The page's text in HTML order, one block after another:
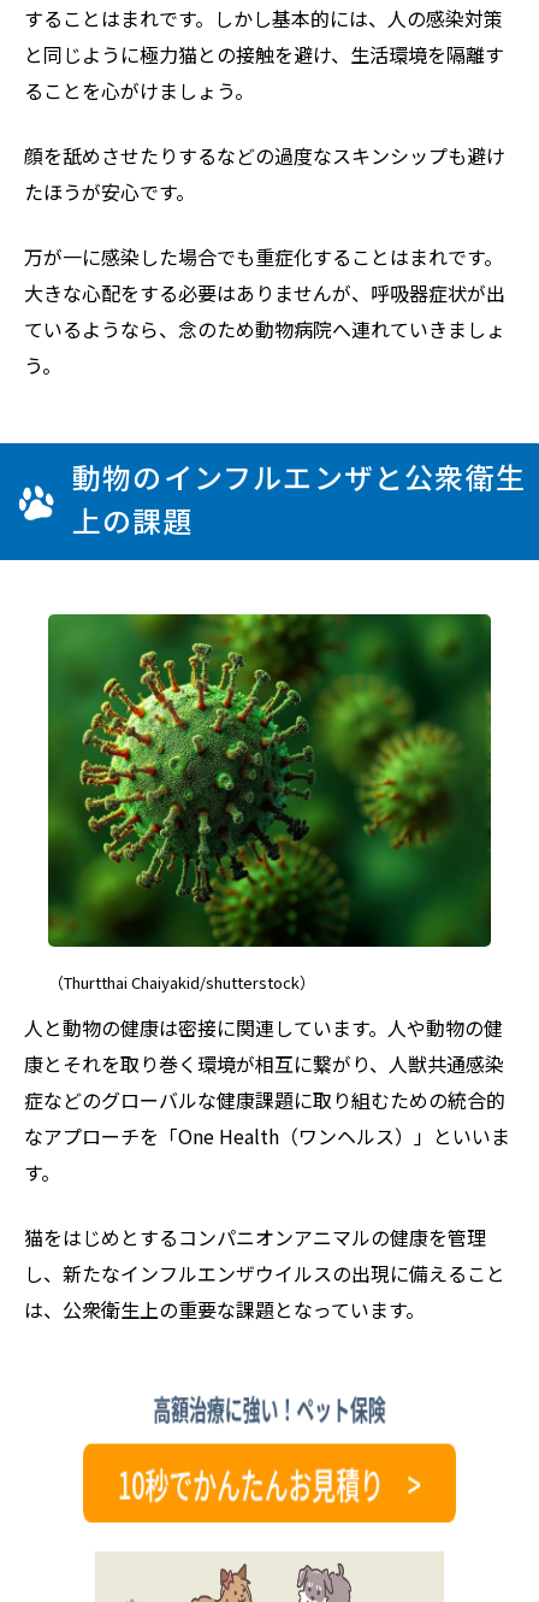
することはまれです。しかし基本的には、人の感染対策
と同じように極力猫との接触を避け、生活環境を隔離す
ることを心がけましょう。
顔を舐めさせたりするなどの過度なスキンシップも避け
たほうが安心です。
万が一に感染した場合でも重症化することはまれです。
大きな心配をする必要はありませんが、呼吸器症状が出
ているようなら、念のため動物病院へ連れていきましょ
う。
動物のインフルエンザと公衆衛生
上の課題
（Thurtthai Chaiyakid/shutterstock）
人と動物の健康は密接に関連しています。人や動物の健
康とそれを取り巻く環境が相互に繋がり、人獣共通感染
症などのグローバルな健康課題に取り組むための統合的
なアプローチを「One Health（ワンヘルス）」といいま
す。
猫をはじめとするコンパニオンアニマルの健康を管理
し、新たなインフルエンザウイルスの出現に備えること
は、公衆衛生上の重要な課題となっています。